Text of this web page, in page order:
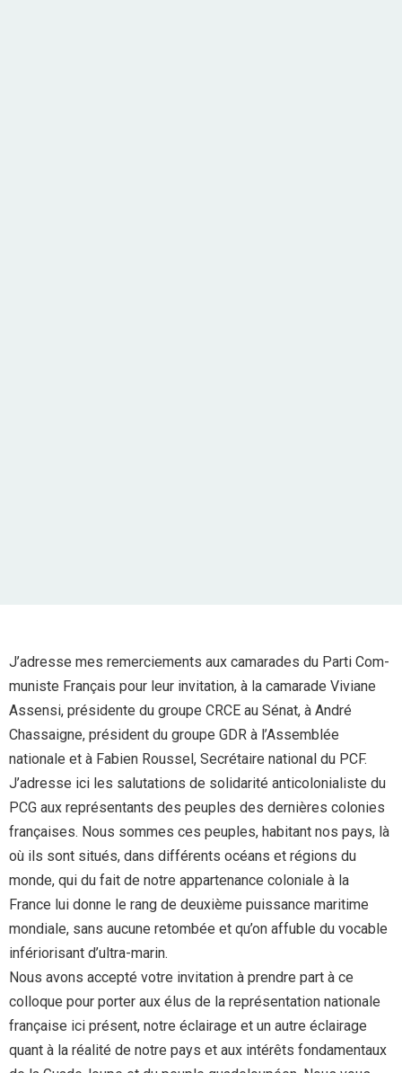
J’adresse mes remerciements aux camarades du Parti Com-
muniste Français pour leur invitation, à la camarade Viviane
Assensi, présidente du groupe CRCE au Sénat, à André
Chassaigne, président du groupe GDR à l’Assemblée
nationale et à Fabien Roussel, Secrétaire national du PCF.
J’adresse ici les salutations de solidarité anticolonialiste du
PCG aux représentants des peuples des dernières colonies
françaises. Nous sommes ces peuples, habitant nos pays, là
où ils sont situés, dans différents océans et régions du
monde, qui du fait de notre appartenance coloniale à la
France lui donne le rang de deuxième puissance maritime
mondiale, sans aucune retombée et qu’on affuble du vocable
infériorisant d’ultra-marin.
Nous avons accepté votre invitation à prendre part à ce
colloque pour porter aux élus de la représentation nationale
française ici présent, notre éclairage et un autre éclairage
quant à la réalité de notre pays et aux intérêts fondamentaux